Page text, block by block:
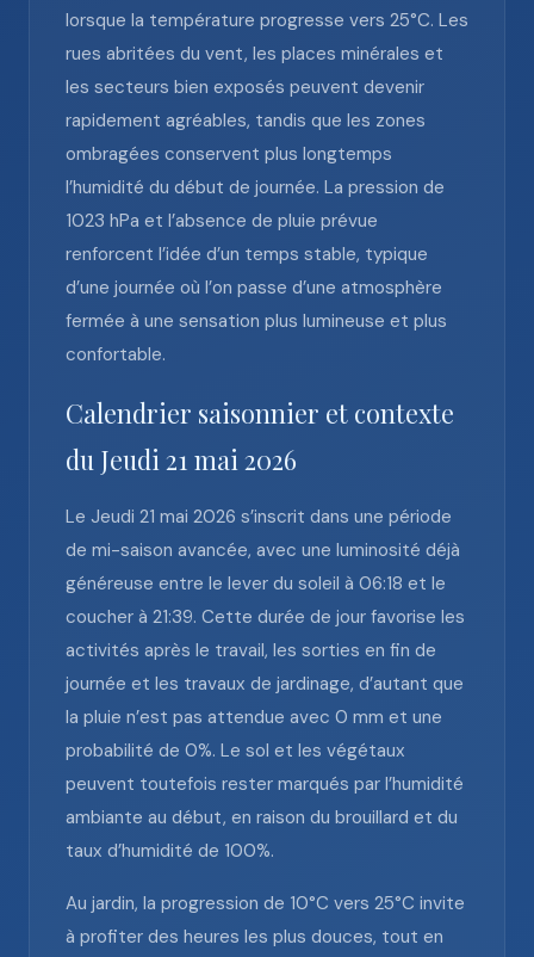
lorsque la température progresse vers 25°C. Les
rues abritées du vent, les places minérales et
les secteurs bien exposés peuvent devenir
rapidement agréables, tandis que les zones
ombragées conservent plus longtemps
l’humidité du début de journée. La pression de
1023 hPa et l’absence de pluie prévue
renforcent l’idée d’un temps stable, typique
d’une journée où l’on passe d’une atmosphère
fermée à une sensation plus lumineuse et plus
confortable.
Calendrier saisonnier et contexte
du Jeudi 21 mai 2026
Le Jeudi 21 mai 2026 s’inscrit dans une période
de mi-saison avancée, avec une luminosité déjà
généreuse entre le lever du soleil à 06:18 et le
coucher à 21:39. Cette durée de jour favorise les
activités après le travail, les sorties en fin de
journée et les travaux de jardinage, d’autant que
la pluie n’est pas attendue avec 0 mm et une
probabilité de 0%. Le sol et les végétaux
peuvent toutefois rester marqués par l’humidité
ambiante au début, en raison du brouillard et du
taux d’humidité de 100%.
Au jardin, la progression de 10°C vers 25°C invite
à profiter des heures les plus douces, tout en